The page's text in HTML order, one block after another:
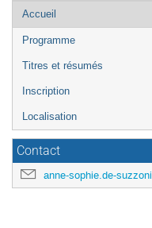
Menu
de
l'événement
Accueil
Programme
Titres et résumés
Inscription
Localisation
Contact
anne-sophie.de-suzzoni@polytechnique.edu